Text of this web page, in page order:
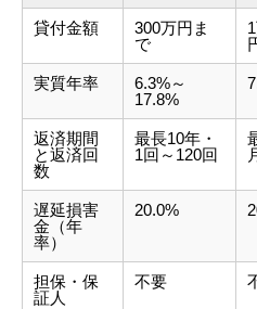
貸付金額
300万円ま
で
実質年率
6.3%～
17.8%
返済期間
と返済回
数
最長10年・
1回～120回
遅延損害
金（年
率）
20.0%
担保・保
証人
不要